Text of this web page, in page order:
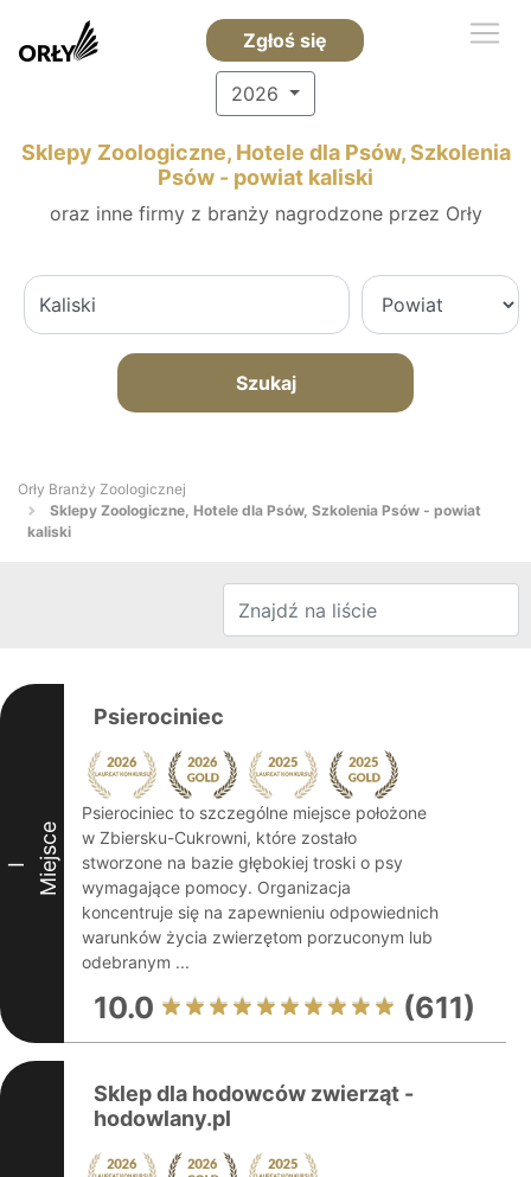
Zgłoś się
2026
Sklepy Zoologiczne, Hotele dla Psów, Szkolenia
Psów - powiat kaliski
oraz inne firmy z branży nagrodzone przez Orły
Szukaj
Orły Branży Zoologicznej
Sklepy Zoologiczne, Hotele dla Psów, Szkolenia Psów - powiat
kaliski
I Miejsce
Psierociniec
Psierociniec to szczególne miejsce położone
w Zbiersku-Cukrowni, które zostało
stworzone na bazie głębokiej troski o psy
wymagające pomocy. Organizacja
koncentruje się na zapewnieniu odpowiednich
warunków życia zwierzętom porzuconym lub
odebranym ...
10.0 (611)
Sklep dla hodowców zwierząt -
hodowlany.pl